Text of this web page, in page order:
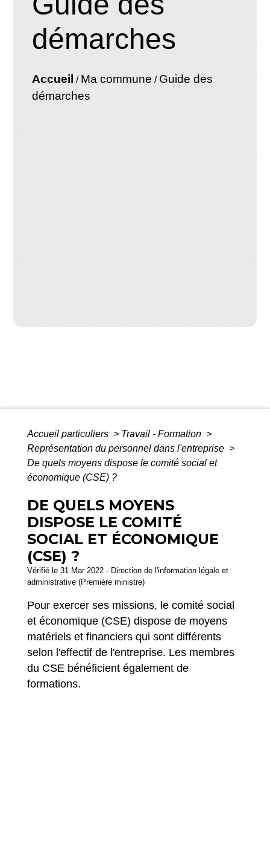
démarches
Accueil / Ma commune / Guide des
démarches
Accueil particuliers > Travail - Formation >
Représentation du personnel dans l'entreprise >
De quels moyens dispose le comité social et
économique (CSE) ?
DE QUELS MOYENS
DISPOSE LE COMITÉ
SOCIAL ET ÉCONOMIQUE
(CSE) ?
Vérifié le 31 Mar 2022 - Direction de l'information légale et
administrative (Première ministre)
Pour exercer ses missions, le comité social
et économique (CSE) dispose de moyens
matériels et financiers qui sont différents
selon l'effectif de l'entreprise. Les membres
du CSE bénéficient également de
formations.